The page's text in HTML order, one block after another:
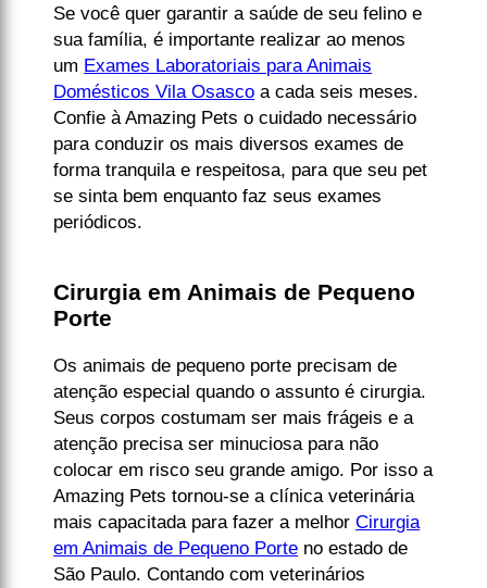
Se você quer garantir a saúde de seu felino e
sua família, é importante realizar ao menos
um Exames Laboratoriais para Animais
Domésticos Vila Osasco a cada seis meses.
Confie à Amazing Pets o cuidado necessário
para conduzir os mais diversos exames de
forma tranquila e respeitosa, para que seu pet
se sinta bem enquanto faz seus exames
periódicos.
Cirurgia em Animais de Pequeno
Porte
Os animais de pequeno porte precisam de
atenção especial quando o assunto é cirurgia.
Seus corpos costumam ser mais frágeis e a
atenção precisa ser minuciosa para não
colocar em risco seu grande amigo. Por isso a
Amazing Pets tornou-se a clínica veterinária
mais capacitada para fazer a melhorCirurgia
em Animais de Pequeno Porte no estado de
São Paulo. Contando com veterinários